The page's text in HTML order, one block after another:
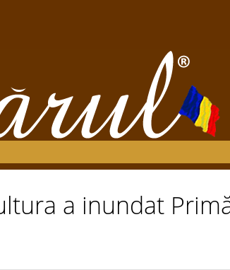
a inundat